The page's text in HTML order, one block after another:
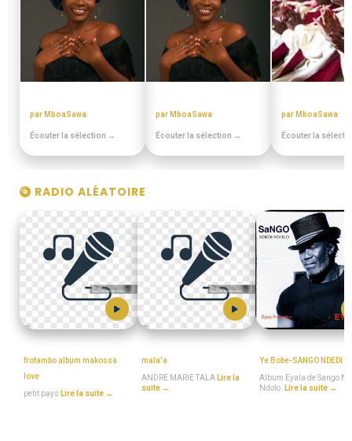
par MboaSawa
Écouter la sélection →
par MboaSawa
Écouter la sélection →
par MboaSawa
Écouter la
RADIO ALÉATOIRE
frotambo album makossa
love
petit pays Lire la suite →
mala'a
ANDRE MARIE TALA Lire la
suite →
Ye Bobe-SANGO NDEDI
Album Eyala de Sango
Ndolo. Lire la suite →